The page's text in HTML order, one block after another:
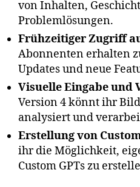
von Inhalten,
Problemlösungen.
Frühzeitiger Zugriff
Abonnenten erhalten
Updates und neue
Visuelle Eingabe und
Version 4 könnt ihr
analysiert und
Erstellung von
ihr die Möglichkeit,
Custom GPTs zu